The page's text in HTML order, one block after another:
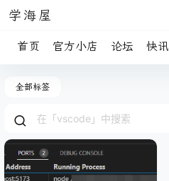
学海屋
首页 官方小店 论坛 快讯
全部标签